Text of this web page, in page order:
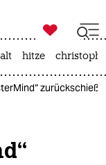

taz zahl ich
hitze
zurückschießt